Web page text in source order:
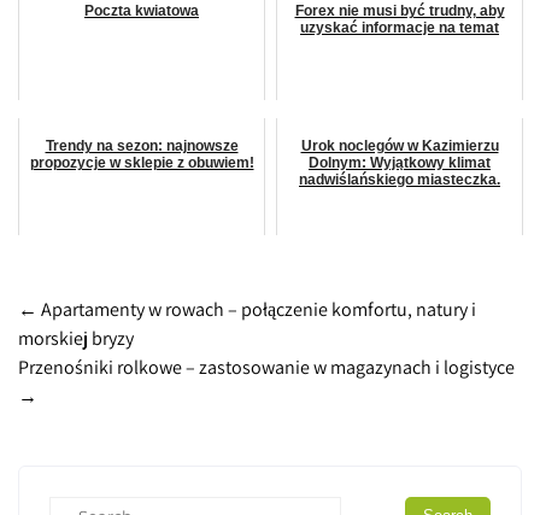
Poczta kwiatowa
Forex nie musi być trudny, aby
uzyskać informacje na temat
Trendy na sezon: najnowsze
propozycje w sklepie z obuwiem!
Urok noclegów w Kazimierzu
Dolnym: Wyjątkowy klimat
nadwiślańskiego miasteczka.
Post
navigation
← Apartamenty w rowach – połączenie komfortu, natury i
morskiej bryzy
Przenośniki rolkowe – zastosowanie w magazynach i logistyce
→